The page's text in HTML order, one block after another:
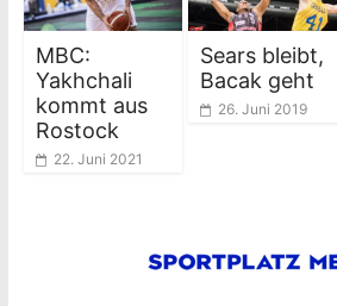
MBC:
Yakhchali
kommt aus
Rostock
22. Juni 2021
Sears bleibt,
Bacak geht
26. Juni 2019